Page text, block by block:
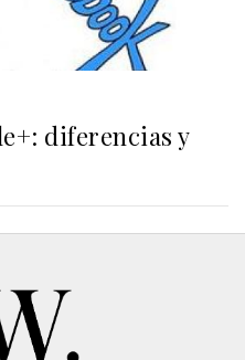
diferencias y